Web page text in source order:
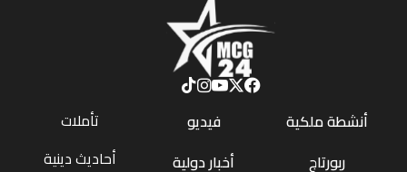
أنشطة ملكية
ربورتاج
فيديو
أخبار دولية
تأملات
أحاديث دينية